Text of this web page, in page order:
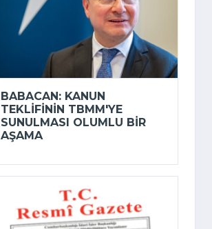
BABACAN: KANUN
TEKLIFININ TBMM'YE
SUNULMASI OLUMLU BIR
AŞAMA